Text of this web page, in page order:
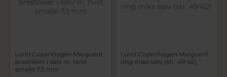
Lund Copenhagen Marguerit
ørestikker i sølv m. hvid
emalje 7,5 mm
Lund Copenhagen Marguerit
ring miks sølv (str. 49-62)